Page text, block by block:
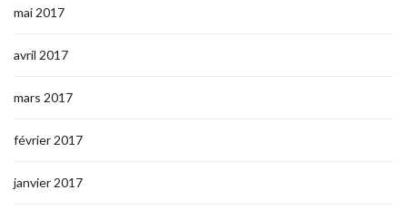
mai 2017
avril 2017
mars 2017
février 2017
janvier 2017